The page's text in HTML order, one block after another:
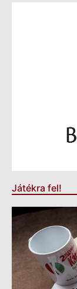
Játékra fel!